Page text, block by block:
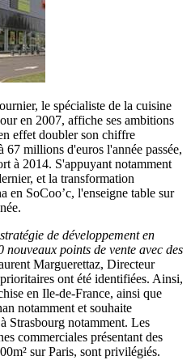
le spécialiste de la cuisine
en 2007, affiche ses ambitions
effet doubler son chiffre
67 millions d'euros l'année passée,
à 2014. S'appuyant notamment
et la transformation
en SoCoo’c, l'enseigne table sur
de développement en
points de vente avec des
Marguerettaz, Directeur
ont été identifiées. Ainsi,
en Ile-de-France, ainsi que
notamment et souhaite
Strasbourg notamment. Les
commerciales présentant des
sur Paris, sont privilégiés.